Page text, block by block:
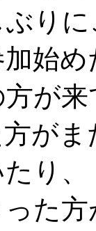
り
始
が
が
り、
た